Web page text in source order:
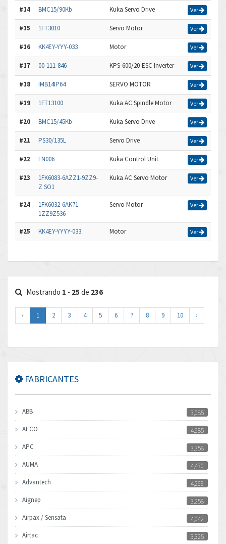
#14 BMC15/90Kb Kuka Servo Drive Ver
#15 1FT3010 Servo Motor Ver
#16 KK4EY-YYY-033 Motor Ver
#17 00-111-846 KPS-600/20-ESC Inverter Ver
#18 IMB14IP64 SERVO MOTOR Ver
#19 1FT13100 Kuka AC Spindle Motor Ver
#20 BMC15/45Kb Kuka Servo Drive Ver
#21 PS30/135L Servo Drive Ver
#22 FN006 Kuka Control Unit Ver
#23
1FK6083-6AZZ1-9ZZ9-
Z SO1
Kuka AC Servo Motor Ver
#24
1FK6032-6AK71-
1ZZ9Z536
Servo Motor Ver
#25 KK4EY-YYYY-033 Motor Ver
Mostrando 1 - 25 de 236
‹ 1 2 3 4 5 6 7 8 9 10 ›
FABRICANTES
ABB
3,085
AECO
4,685
APC
3,358
AUMA
4,430
Advantech
4,269
Aignep
3,258
Airpax / Sensata
4,042
Airtac
3,325